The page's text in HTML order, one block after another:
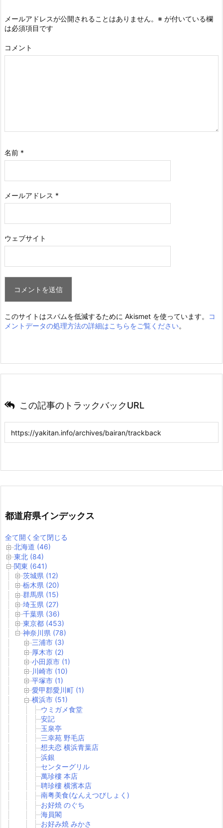
メールアドレスが公開されることはありません。 ※ が付いている欄
は必須項目です
コメント
名前 *
メールアドレス *
ウェブサイト
このサイトはスパムを低減するために Akismet を使っています。
コ
メントデータの処理方法の詳細はこちらをご覧ください。
この記事のトラックバックURL
都道府県インデックス
全て開く 全て閉じる
北海道 (46)
東北 (84)
関東 (641)
茨城県 (12)
栃木県 (20)
群馬県 (15)
埼玉県 (27)
千葉県 (36)
東京都 (453)
神奈川県 (78)
三浦市 (3)
厚木市 (2)
小田原市 (1)
川崎市 (10)
平塚市 (1)
愛甲郡愛川町 (1)
横浜市 (51)
ウミガメ食堂
安記
玉泉亭
三幸苑 野毛店
想夫恋 横浜青葉店
浜銀
センターグリル
萬珍樓 本店
聘珍樓 横濱本店
南粤美食(なんえつびしょく)
お好焼 のぐち
海員閣
お好み焼 みかさ